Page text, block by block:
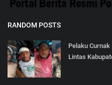
RANDOM POSTS
Pelaku
Lintas